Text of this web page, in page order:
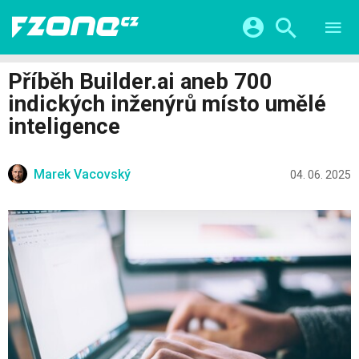
VIDEA
SERIÁLY
CHYTRÁ MĚSTA
ŽIVOT BUDOUCNOSTI
HRY A ZÁBAVA
Facebook Google
Příběh Builder.ai aneb 700
indických inženýrů místo umělé
inteligence
Marek Vacovský 04. 06. 2025